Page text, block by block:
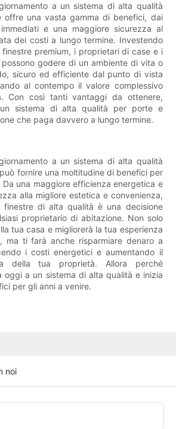
a un sistema di alta qualità
offre una vasta gamma di benefici, dai
e una maggiore sicurezza al
dei costi a lungo termine. Investendo
premium, i proprietari di case e i
godere di un ambiente di vita o
sicuro ed efficiente dal punto di vista
al contempo il valore complessivo
Con così tanti vantaggi da ottenere,
sistema di alta qualità per porte e
che paga davvero a lungo termine.
a un sistema di alta qualità
fornire una moltitudine di benefici per
una maggiore efficienza energetica e
alla migliore estetica e convenienza,
di alta qualità è una decisione
proprietario di abitazione. Non solo
tua casa e migliorerà la tua esperienza
ma ti farà anche risparmiare denaro a
i costi energetici e aumentando il
della tua proprietà. Allora perché
oggi a un sistema di alta qualità e inizia
per gli anni a venire.
noi